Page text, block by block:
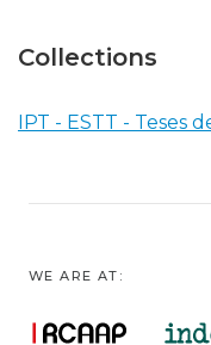
Collections
IPT - ESTT - Teses
WE ARE AT: